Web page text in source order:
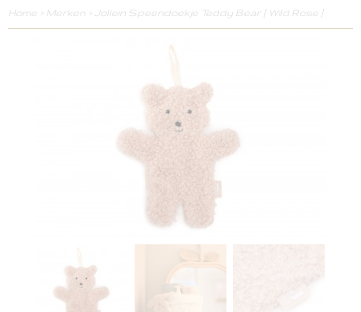
Home > Merken > Jollein Speendoekje Teddy Bear [ Wild Rose ]